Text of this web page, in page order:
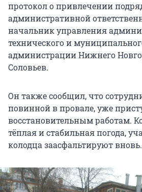
протокол о привлечении
административной
начальник управления
технического и
администрации Нижнего
Соловьев.
Он также сообщил, что
повинной в провале, уже
восстановительным работам.
тёплая и стабильная погода,
колодца заасфальтируют вновь.